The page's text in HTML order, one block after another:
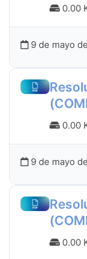
0.00
9 de mayo
0.00
9 de mayo
0.00